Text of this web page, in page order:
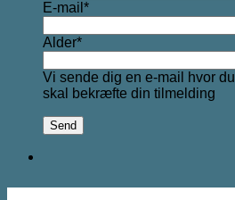
E-mail*
Alder*
Vi sende dig en e-mail hvor du
skal bekræfte din tilmelding